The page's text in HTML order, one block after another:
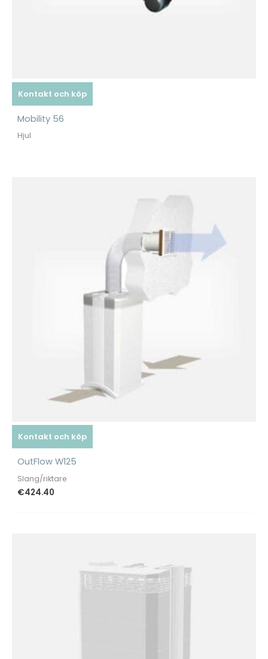
Kontakt och köp
Mobility 56
Hjul
Kontakt och köp
OutFlow W125
Slang/riktare
€424.40